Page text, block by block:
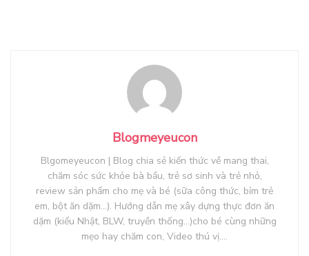
Blogmeyeucon
Blgomeyeucon | Blog chia sẻ kiến thức về mang thai,
chăm sóc sức khỏe bà bầu, trẻ sơ sinh và trẻ nhỏ,
review sản phẩm cho mẹ và bé (sữa công thức, bỉm trẻ
em, bột ăn dặm...). Hướng dẫn mẹ xây dựng thực đơn ăn
dặm (kiểu Nhật, BLW, truyền thống...)cho bé cùng những
mẹo hay chăm con, Video thú vị....